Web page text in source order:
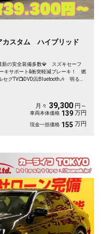
カスタム ハイブリッド
新の安全装備多数💎 スズキセーフ
キサポート&衝突軽減ブレーキ！ 燃
グTV📺DVD📀Bluetooth🎶 明るく
月々 39,300 円～
車両本体価格 139 万円
現金一括価格 155 万円